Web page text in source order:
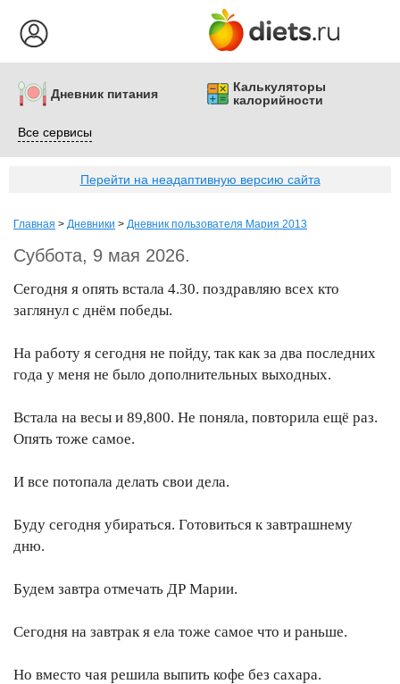
Дневник питания
Калькуляторы
калорийности
Все сервисы
Перейти на неадаптивную версию сайта
Главная > Дневники > Дневник пользователя Мария 2013
Суббота, 9 мая 2026.
Сегодня я опять встала 4.30. поздравляю всех кто
заглянул с днём победы.
На работу я сегодня не пойду, так как за два последних
года у меня не было дополнительных выходных.
Встала на весы и 89,800. Не поняла, повторила ещё раз.
Опять тоже самое.
И все потопала делать свои дела.
Буду сегодня убираться. Готовиться к завтрашнему
дню.
Будем завтра отмечать ДР Марии.
Сегодня на завтрак я ела тоже самое что и раньше.
Но вместо чая решила выпить кофе без сахара.